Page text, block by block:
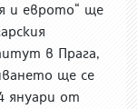
и еврото“ ще
в Прага,
ще се
януари от